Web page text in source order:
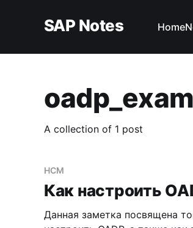
SAP Notes Home
A collection of 1 post
HCM
Как настроить
Данная заметка посвящена